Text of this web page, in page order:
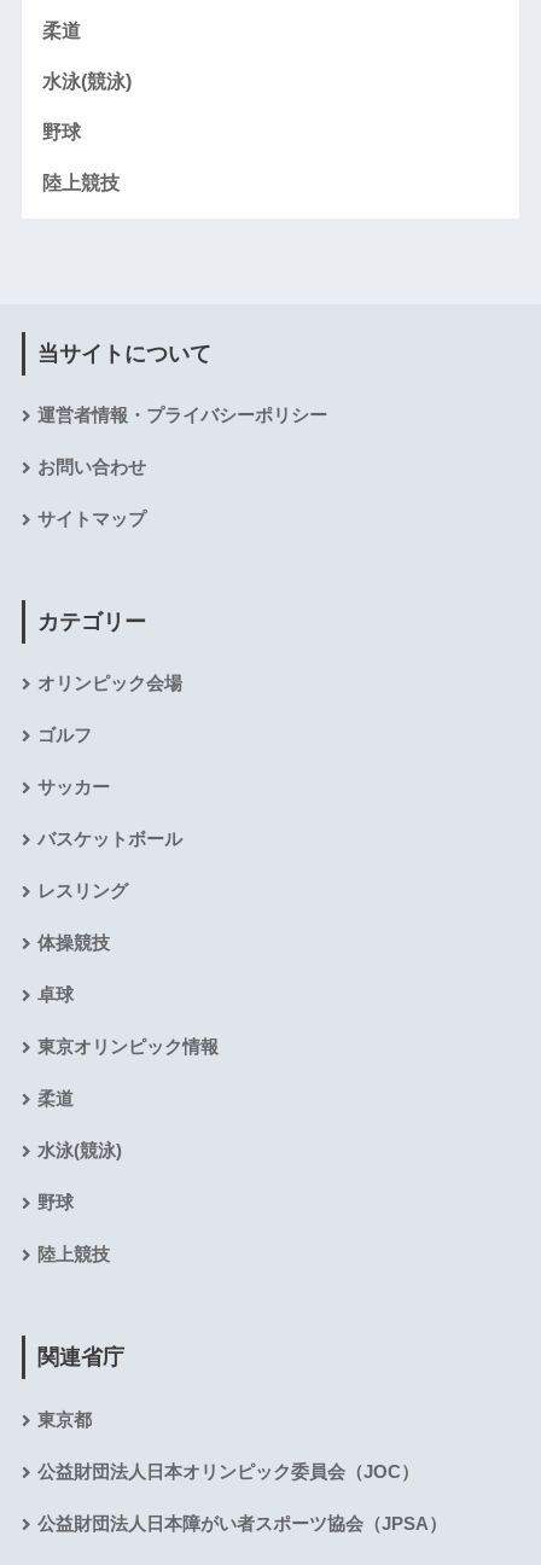
柔道
水泳(競泳)
野球
陸上競技
当サイトについて
運営者情報・プライバシーポリシー
お問い合わせ
サイトマップ
カテゴリー
オリンピック会場
ゴルフ
サッカー
バスケットボール
レスリング
体操競技
卓球
東京オリンピック情報
柔道
水泳(競泳)
野球
陸上競技
関連省庁
東京都
公益財団法人日本オリンピック委員会（JOC）
公益財団法人日本障がい者スポーツ協会（JPSA）